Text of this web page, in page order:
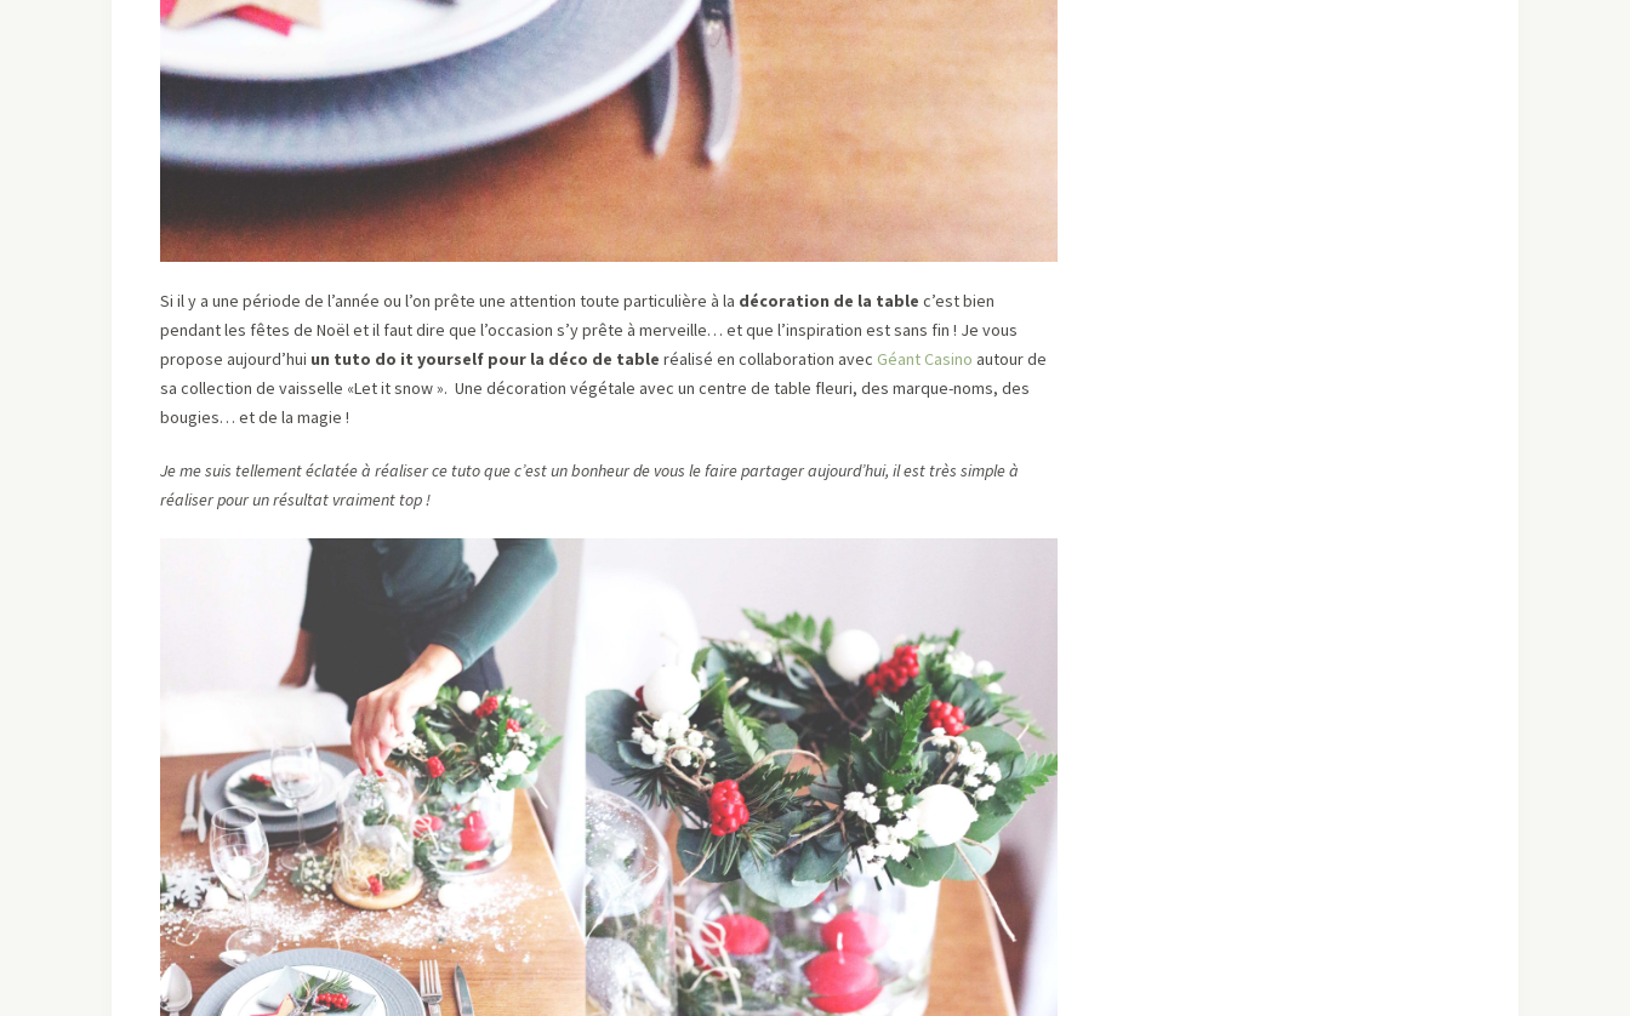
Si il y a une période de l’année ou l’on prête une attention toute particulière à la décoration de la table c’est bien
pendant les fêtes de Noël et il faut dire que l’occasion s’y prête à merveille… et que l’inspiration est sans fin ! Je vous
propose aujourd’hui un tuto do it yourself pour la déco de table réalisé en collaboration avec Géant Casino autour de
sa collection de vaisselle «Let it snow ». Une décoration végétale avec un centre de table fleuri, des marque-noms, des
bougies… et de la magie !
Je me suis tellement éclatée à réaliser ce tuto que c’est un bonheur de vous le faire partager aujourd’hui, il est très simple à
réaliser pour un résultat vraiment top !